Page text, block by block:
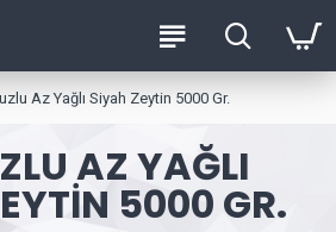
Az Yağlı Siyah Zeytin 5000 Gr.
AZ YAĞLI
5000 GR.